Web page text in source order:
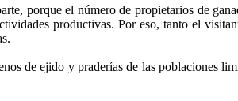
porque el número de propietarios de
productivas. Por eso, tanto el
de ejido y praderías de las poblaciones